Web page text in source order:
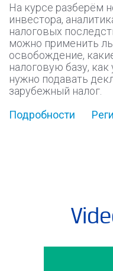
На курсе разберём
инвестора,
налоговых
можно применить
освобождение,
налоговую базу,
нужно подавать
зарубежный налог.
Подробности